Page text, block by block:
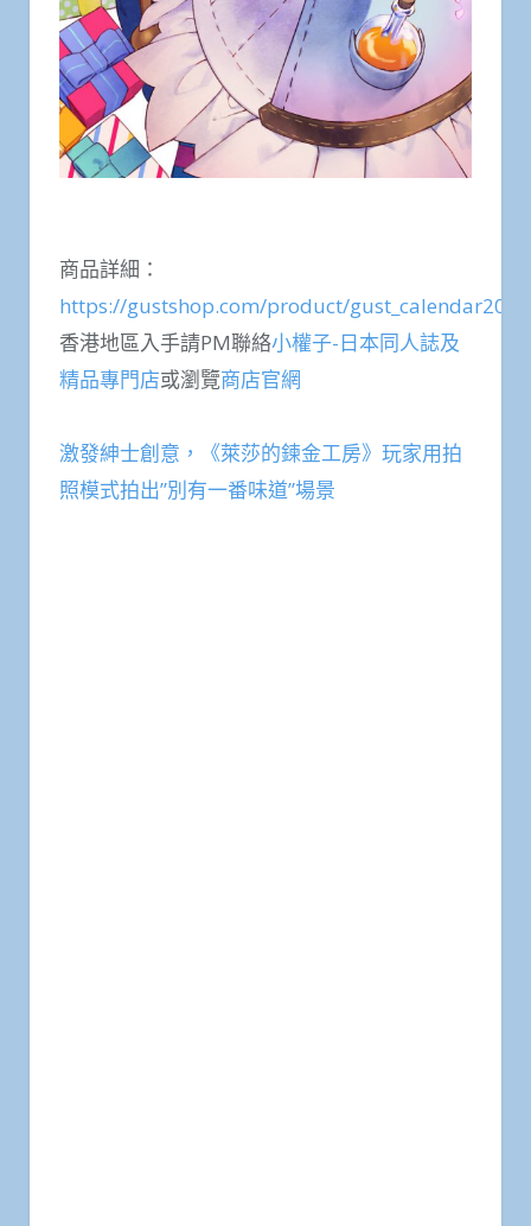
商品詳細：
https://gustshop.com/product/
香港地區入手請PM聯絡小權子-日本同人誌及
精品專門店或瀏覽商店官網
激發紳士創意，《萊莎的鍊金工房》玩家用拍
照模式拍出”別有一番味道”場景